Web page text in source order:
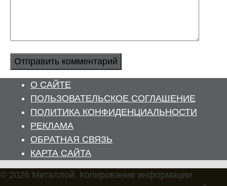
О САЙТЕ
ПОЛЬЗОВАТЕЛЬСКОЕ СОГЛАШЕНИЕ
ПОЛИТИКА КОНФИДЕНЦИАЛЬНОСТИ
РЕКЛАМА
ОБРАТНАЯ СВЯЗЬ
КАРТА САЙТА
© 2026 Металлой. Копирование информации